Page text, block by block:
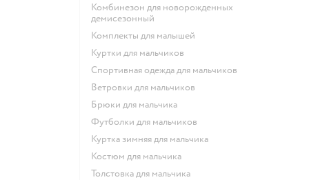
Комбинезон для новорожденных
демисезонный
Комплекты для малышей
Куртки для мальчиков
Спортивная одежда для мальчиков
Ветровки для мальчиков
Брюки для мальчика
Футболки для мальчиков
Куртка зимняя для мальчика
Костюм для мальчика
Толстовка для мальчика